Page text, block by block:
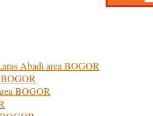
Abadi area BOGOR
BOGOR